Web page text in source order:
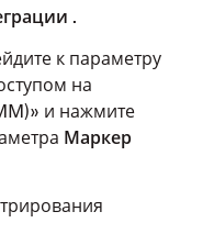
.
к параметру
на
и нажмите
Маркер